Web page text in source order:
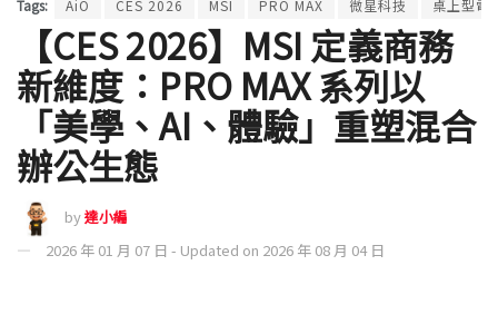
Tags: AiO CES 2026 MSI PRO MAX 微星科技 桌上型電
【CES 2026】MSI 定義商務
新維度：PRO MAX 系列以
「美學、AI、體驗」重塑混合
辦公生態
by達小編
2026 年 01 月 07 日 - Updated on 2026 年 08 月 04 日